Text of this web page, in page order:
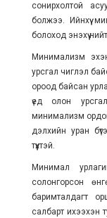
сонирхолтой
болжээ. Ийнхүү
болоход энэхүү
Минимализм
урсгал чиглэл
ороод байсан
үед олон
минимализм
дэлхийн уран
түүхтэй.
Минимал
солонгорсон
баримталдагт
салбарт ихээхэн